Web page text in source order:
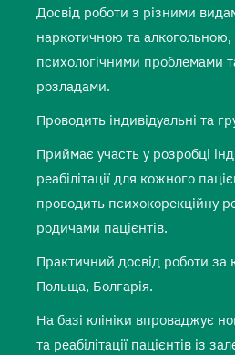
Досвід роботи з різними
наркотичною та алкогольною,
психологічними проблемами
розладами.
Проводить індивідуальні та
Приймає участь у розробці
реабілітації для кожного
проводить психокорекційну
родичами пацієнтів.
Практичний досвід роботи за
Польща, Болгарія.
На базі клініки впроваджує
та реабілітації пацієнтів із